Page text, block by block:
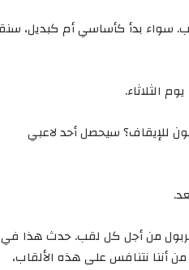
. سواءبدأ كأساسيأم كبديل،
يوم الثلاثاء.
للإيقاف؟سيحصلأحدلاعبي
.
منأجل كل لقب.حدثهذا في
منأننا نتنافسعلىهذه الألقاب،